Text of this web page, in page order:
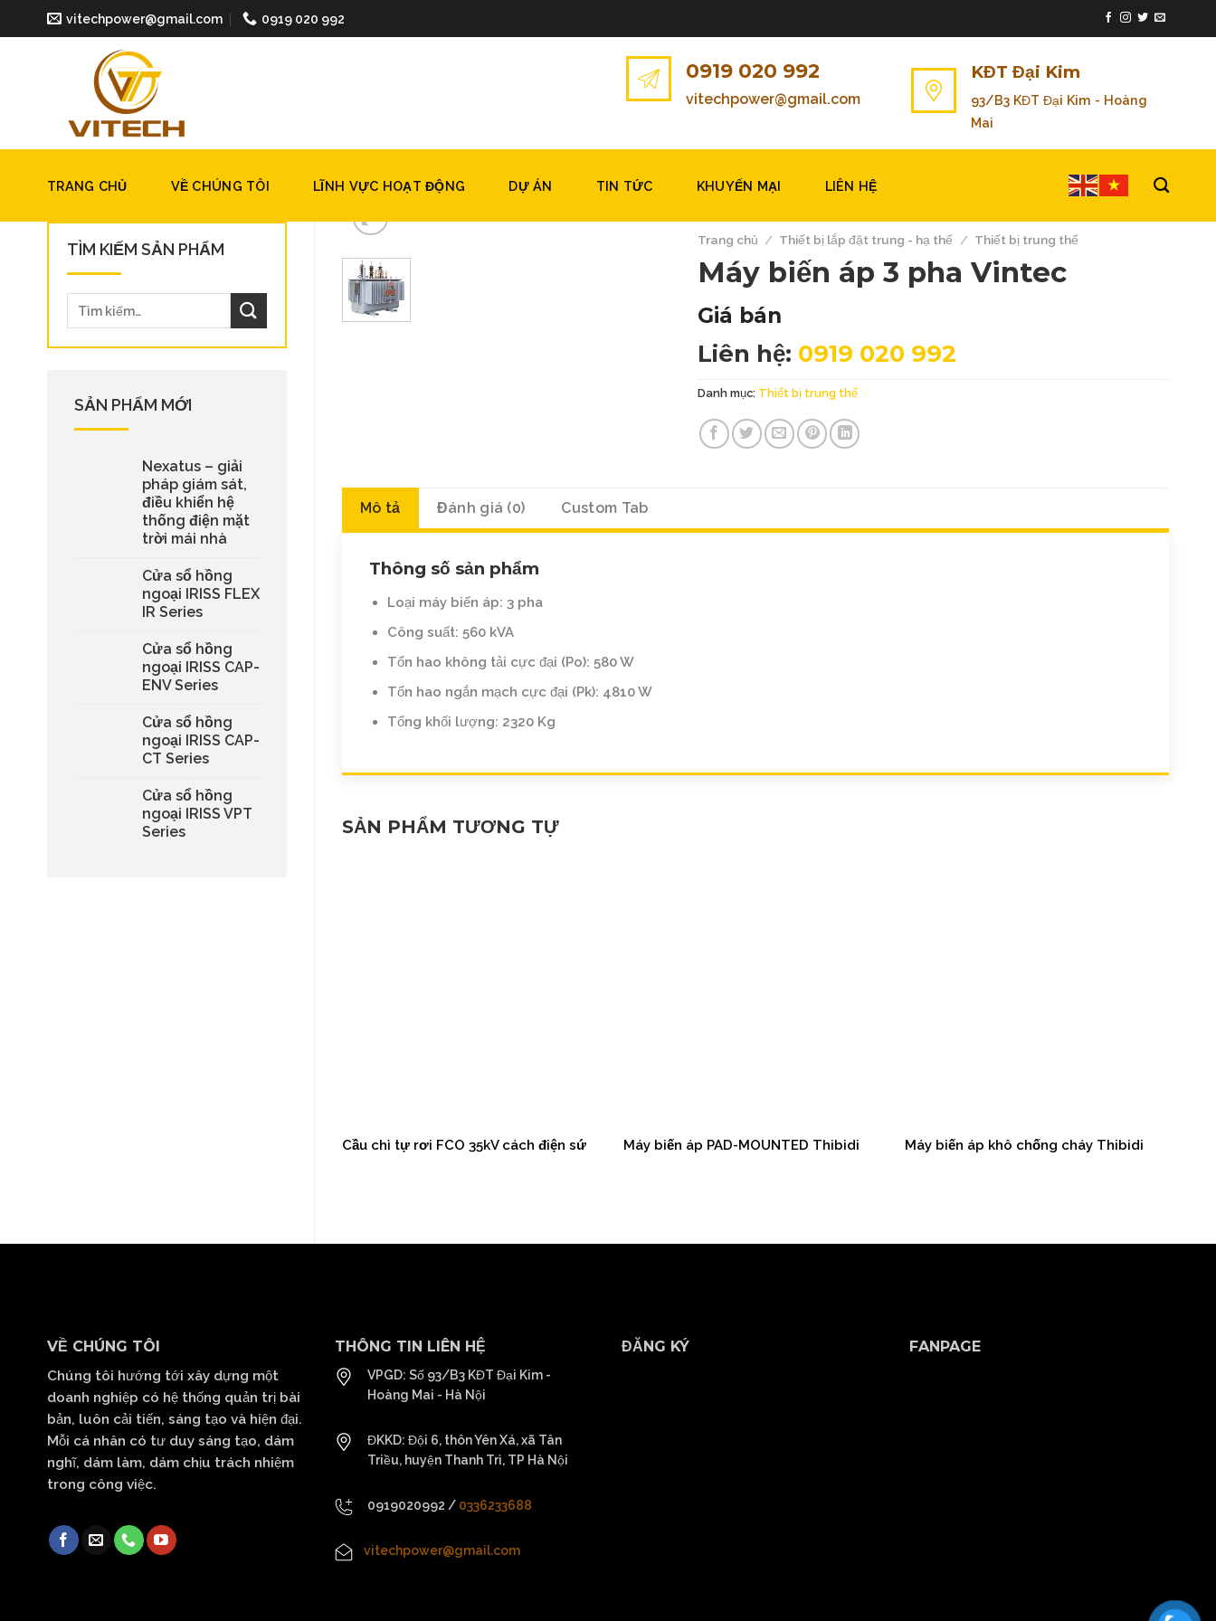
to
vitechpower@gmail.com 0919 020 992
0919 020 992
vitechpower@gmail.com
KĐT Đại Kim
93/B3 KĐT Đại Kim - Hoàng
Mai
TRANG CHỦ VỀ CHÚNG TÔI LĨNH VỰC HOẠT ĐỘNG DỰ ÁN TIN TỨC KHUYẾN MẠI LIÊN HỆ
TÌM KIẾM SẢN PHẨM
SẢN PHẨM MỚI
Nexatus – giải
pháp giám sát,
điều khiển hệ
thống điện mặt
trời mái nhà
Cửa sổ hồng
ngoại IRISS FLEX
IR Series
Cửa sổ hồng
ngoại IRISS CAP-
ENV Series
Cửa sổ hồng
ngoại IRISS CAP-
CT Series
Cửa sổ hồng
ngoại IRISS VPT
Series
Trang chủ / Thiết bị lắp đặt trung - hạ thế / Thiết bị trung thế
Máy biến áp 3 pha Vintec
Giá bán
Liên hệ: 0919 020 992
Danh mục: Thiết bị trung thế
Mô tả Đánh giá (0) Custom Tab
Thông số sản phẩm
Loại máy biến áp: 3 pha
Công suất: 560 kVA
Tổn hao không tải cực đại (Po): 580 W
Tổn hao ngắn mạch cực đại (Pk): 4810 W
Tổng khối lượng: 2320 Kg
SẢN PHẨM TƯƠNG TỰ
Cầu chì tự rơi FCO 35kV cách điện sứ Máy biến áp PAD-MOUNTED Thibidi Máy biến áp khô chống cháy Thibidi
VỀ CHÚNG TÔI
Chúng tôi hướng tới xây dựng một
doanh nghiệp có hệ thống quản trị bài
bản, luôn cải tiến, sáng tạo và hiện đại.
Mỗi cá nhân có tư duy sáng tạo, dám
nghĩ, dám làm, dám chịu trách nhiệm
trong công việc.
THÔNG TIN LIÊN HỆ
VPGD: Số 93/B3 KĐT Đại Kim -
Hoàng Mai - Hà Nội
ĐKKD: Đội 6, thôn Yên Xá, xã Tân
Triều, huyện Thanh Trì, TP Hà Nội
0919020992 / 0336233688
vitechpower@gmail.com
ĐĂNG KÝ FANPAGE